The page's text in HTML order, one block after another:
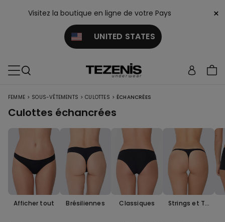
Visitez la boutique en ligne de votre Pays
UNITED STATES
×
FEMME > SOUS-VÊTEMENTS > CULOTTES > ÉCHANCRÉES
Culottes échancrées
Afficher tout Brésiliennes Classiques
Strings et Ta